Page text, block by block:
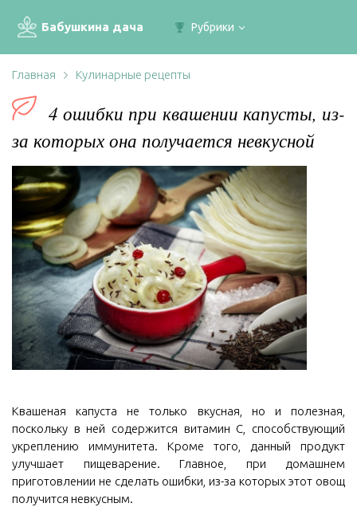
Бабушкина дача Рубрики
Главная Кулинарные рецепты
4 ошибки при квашении капусты, из-
за которых она получается невкусной
Квашеная капуста не только вкусная, но и полезная,
поскольку в ней содержится витамин С, способствующий
укреплению иммунитета. Кроме того, данный продукт
улучшает пищеварение. Главное, при домашнем
приготовлении не сделать ошибки, из-за которых этот овощ
получится невкусным.